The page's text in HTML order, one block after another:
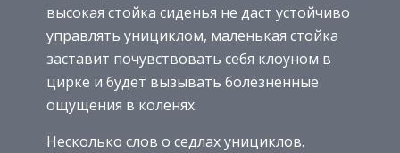
высокая стойка сиденья не даст устойчиво
управлять унициклом, маленькая стойка
заставит почувствовать себя клоуном в
цирке и будет вызывать болезненные
ощущения в коленях.
Несколько слов о седлах унициклов.